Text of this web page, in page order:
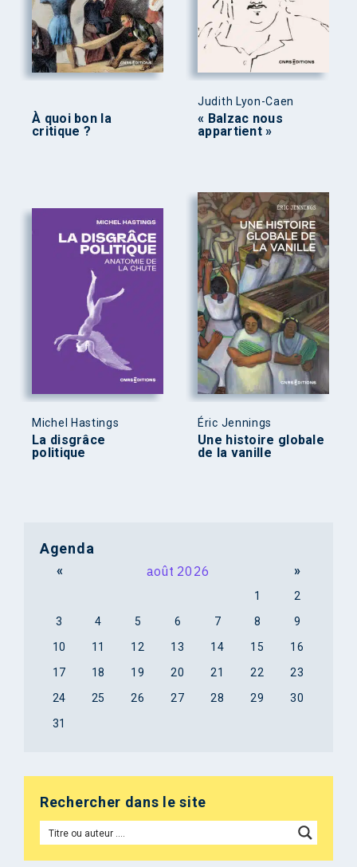
À quoi bon la
critique ?
Judith Lyon-Caen
« Balzac nous
appartient »
Michel Hastings
La disgrâce
politique
Éric Jennings
Une histoire globale
de la vanille
Agenda
« août 2026 »
1
2
3
4 5 6 7 8
9
10
11 12 13 14 15
16
17
18 19 20 21 22
23
24
25 26 27 28 29
30
31
Rechercher dans le site